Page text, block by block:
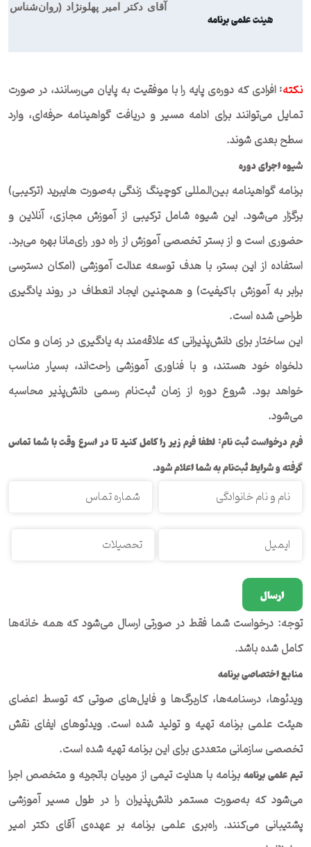
هیئت علمی برنامه
آقای دکتر امیر پهلونژاد
نکته: افرادی که دوره‌ی پایه را با موفقیت به پایان می‌رسانند، در صورت
تمایل می‌توانند برای ادامه مسیر و دریافت گواهینامه حرفه‌ای، وارد
سطح بعدی شوند.
شیوه اجرای دوره
برنامه گواهینامه بین‌المللی کوچینگ زندگی به‌صورت هایبرید (ترکیبی)
برگزار می‌شود. این شیوه شامل ترکیبی از آموزش مجازی، آنلاین و
حضوری است و از بستر تخصصی آموزش از راه دور رای‌مانا بهره می‌برد.
استفاده از این بستر، با هدف توسعه عدالت آموزشی (امکان دسترسی
برابر به آموزش باکیفیت) و همچنین ایجاد انعطاف در روند یادگیری
طراحی شده است.
این ساختار برای دانش‌پذیرانی که علاقه‌مند به یادگیری در زمان و مکان
دلخواه خود هستند، و با فناوری آموزشی راحت‌اند، بسیار مناسب
خواهد بود. شروع دوره از زمان ثبت‌نام رسمی دانش‌پذیر محاسبه
می‌شود.
فرم درخواست ثبت نام: لطفا فرم زیر را کامل کنید تا در اسرع وقت با شما تماس
گرفته و شرایط ثبت‌نام به شما اعلام شود.
Please
leave
this
field
empty.
توجه: درخواست شما فقط در صورتی ارسال می‌شود که همه خانه‌ها
کامل شده باشد.
منابع اختصاصی برنامه
ویدئوها، درسنامه‌ها، کاربرگ‌ها و فایل‌های صوتی که توسط اعضای
هیئت علمی برنامه تهیه و تولید شده است. ویدئوهای ایفای نقش
تخصصی سازمانی متعددی برای این برنامه تهیه شده است.
تیم علمی برنامه برنامه با هدایت تیمی از مربیان باتجربه و متخصص اجرا
می‌شود که به‌صورت مستمر دانش‌پذیران را در طول مسیر آموزشی
پشتیبانی می‌کنند. راه‌بری علمی برنامه بر عهده‌ی آقای دکتر امیر